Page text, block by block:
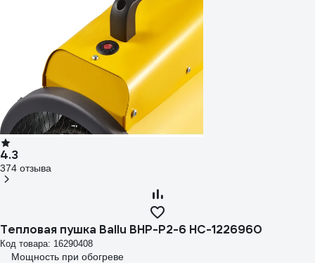
4.3
374 отзыва
Тепловая пушка Ballu BHP-P2-6 НС-1226960
Код товара: 16290408
Мощность при обогреве